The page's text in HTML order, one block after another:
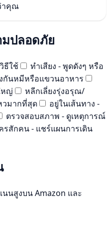
าคุณ
มปลอดภัย
ธีใช้
ทำเสียง - พูดดังๆ หรือ
กันหมีหรือแขวนอาหาร
หญ่
หลีกเลี่ยงรุ่งอรุณ/
วมากที่สุด
อยู่ในเส้นทาง -
ตรวจสอบสภาพ - ดูเหตุการณ์
รสักคน - แชร์แผนการเดิน
นสูงบน Amazon และ